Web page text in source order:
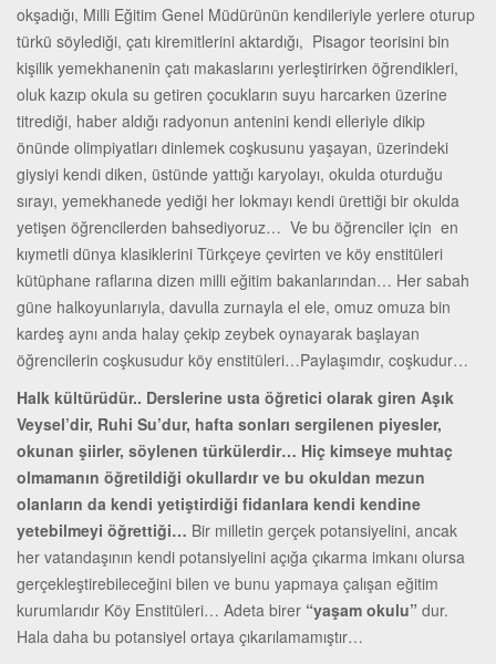
okşadığı, Milli Eğitim Genel Müdürünün kendileriyle yerlere oturup
türkü söylediği, çatı kiremitlerini aktardığı, Pisagor teorisini bin
kişilik yemekhanenin çatı makaslarını yerleştirirken öğrendikleri,
oluk kazıp okula su getiren çocukların suyu harcarken üzerine
titrediği, haber aldığı radyonun antenini kendi elleriyle dikip
önünde olimpiyatları dinlemek coşkusunu yaşayan, üzerindeki
giysiyi kendi diken, üstünde yattığı karyolayı, okulda oturduğu
sırayı, yemekhanede yediği her lokmayı kendi ürettiği bir okulda
yetişen öğrencilerden bahsediyoruz… Ve bu öğrenciler için en
kıymetli dünya klasiklerini Türkçeye çevirten ve köy enstitüleri
kütüphane raflarına dizen milli eğitim bakanlarından… Her sabah
güne halkoyunlarıyla, davulla zurnayla el ele, omuz omuza bin
kardeş aynı anda halay çekip zeybek oynayarak başlayan
öğrencilerin coşkusudur köy enstitüleri…Paylaşımdır, coşkudur…
Halk kültürüdür.. Derslerine usta öğretici olarak giren Aşık
Veysel’dir, Ruhi Su’dur, hafta sonları sergilenen piyesler,
okunan şiirler, söylenen türkülerdir… Hiç kimseye muhtaç
olmamanın öğretildiği okullardır ve bu okuldan mezun
olanların da kendi yetiştirdiği fidanlara kendi kendine
yetebilmeyi öğrettiği… Bir milletin gerçek potansiyelini, ancak
her vatandaşının kendi potansiyelini açığa çıkarma imkanı olursa
gerçekleştirebileceğini bilen ve bunu yapmaya çalışan eğitim
kurumlarıdır Köy Enstitüleri… Adeta birer “yaşam okulu” dur.
Hala daha bu potansiyel ortaya çıkarılamamıştır…